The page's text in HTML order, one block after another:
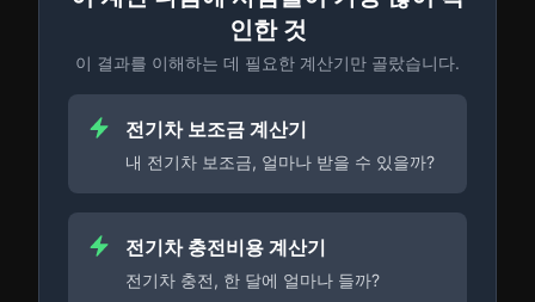
인한 것
이 결과를 이해하는 데 필요한 계산기만 골랐습니다.
전기차 보조금 계산기
내 전기차 보조금, 얼마나 받을 수 있을까?
전기차 충전비용 계산기
전기차 충전, 한 달에 얼마나 들까?